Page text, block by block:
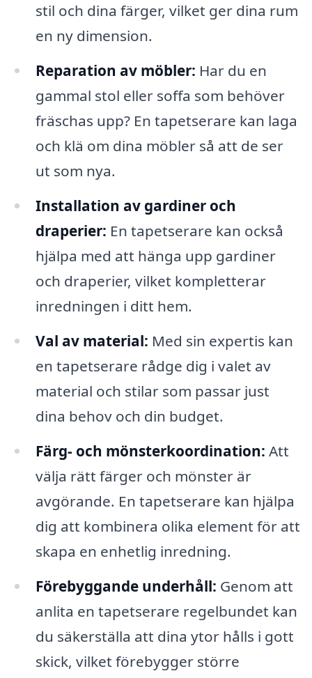
stil och dina färger, vilket ger dina rum
en ny dimension.
Reparation av möbler: Har du en
gammal stol eller soffa som behöver
fräschas upp? En tapetserare kan laga
och klä om dina möbler så att de ser
ut som nya.
Installation av gardiner och
draperier: En tapetserare kan också
hjälpa med att hänga upp gardiner
och draperier, vilket kompletterar
inredningen i ditt hem.
Val av material: Med sin expertis kan
en tapetserare rådge dig i valet av
material och stilar som passar just
dina behov och din budget.
Färg- och mönsterkoordination: Att
välja rätt färger och mönster är
avgörande. En tapetserare kan hjälpa
dig att kombinera olika element för att
skapa en enhetlig inredning.
Förebyggande underhåll: Genom att
anlita en tapetserare regelbundet kan
du säkerställa att dina ytor hålls i gott
skick, vilket förebygger större